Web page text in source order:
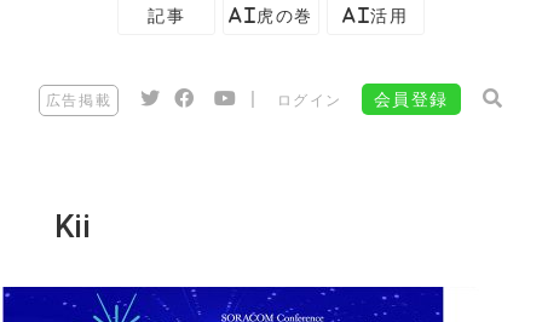
記事 AI虎の巻 AI活用
広告掲載 ログイン 会員登録
Kii